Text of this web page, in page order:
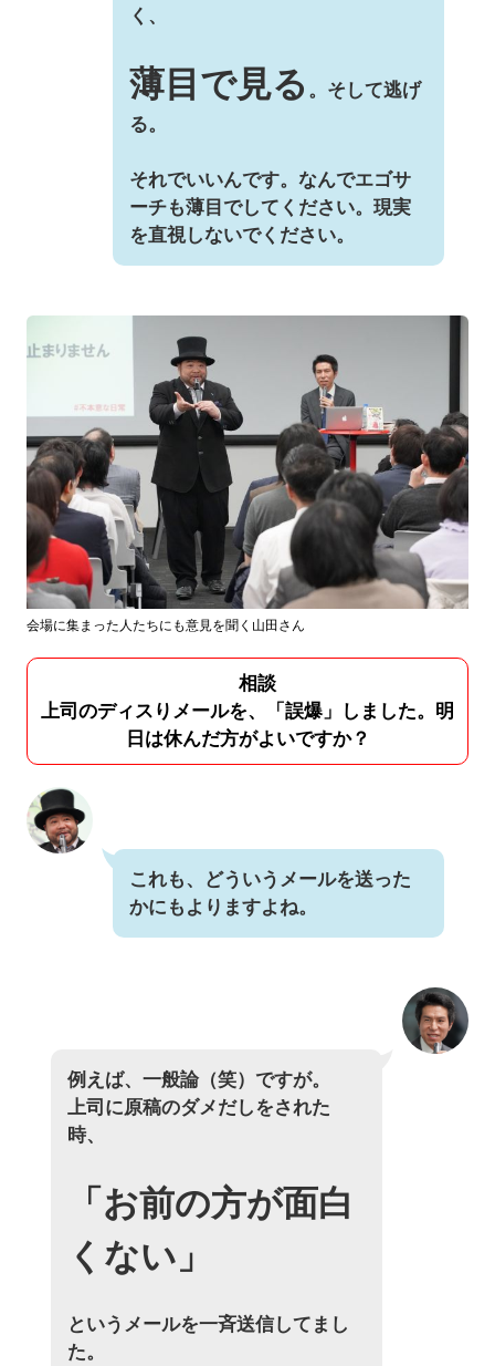
く、
薄目で見る 。そして逃げ
る。
それでいいんです。なんでエゴサ
ーチも薄目でしてください。現実
を直視しないでください。
会場に集まった人たちにも意見を聞く山田さん
相談
上司のディスりメールを、「誤爆」しました。明
日は休んだ方がよいですか？
これも、どういうメールを送った
かにもよりますよね。
例えば、一般論（笑）ですが。
上司に原稿のダメだしをされた
時、
「お前の方が面白
くない」
というメールを一斉送信してまし
た。